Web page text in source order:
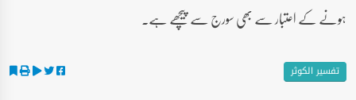
ہونے کے اعتبار سے بھی سورج سے پیچھے ہے۔
تفسیر الکوثر